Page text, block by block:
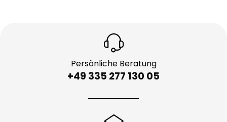
Persönliche Beratung
+49 335 277 130 05